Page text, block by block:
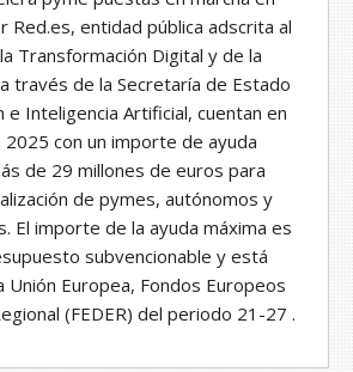
Red.es, entidad pública adscrita al
Transformación Digital y de la
través de la Secretaría de Estado
e Inteligencia Artificial, cuentan en
con un importe de ayuda
de 29 millones de euros para
de pymes, autónomos y
El importe de la ayuda máxima es
subvencionable y está
Unión Europea, Fondos Europeos
(FEDER) del periodo 21-27 .